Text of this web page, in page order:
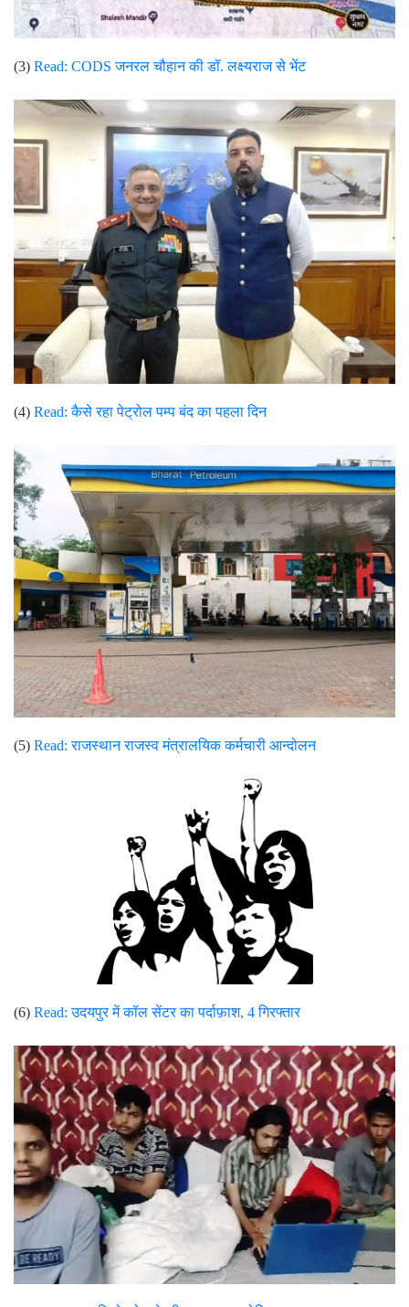
(3) Read: CODS जनरल चौहान की डॉ. लक्ष्यराज से भेंट
(4) Read: कैसे रहा पेट्रोल पम्प बंद का पहला दिन
(5) Read:राजस्थान राजस्व मंत्रालयिक कर्मचारी आन्दोलन
(6) Read: उदयपुर मेंकॉल सेंटर का पर्दाफ़ाश, 4 गिरफ्तार